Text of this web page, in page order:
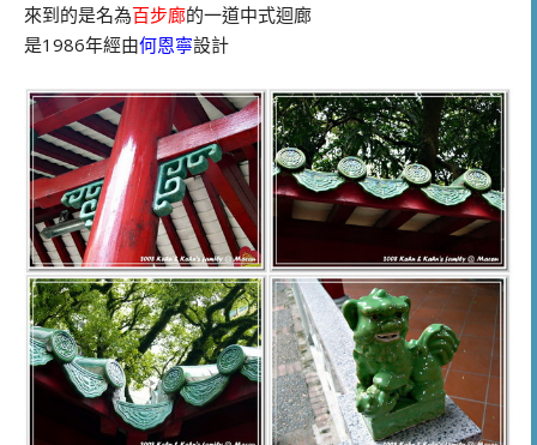
來到的是名為百步廊的一道中式迴廊
是1986年經由何恩寧設計